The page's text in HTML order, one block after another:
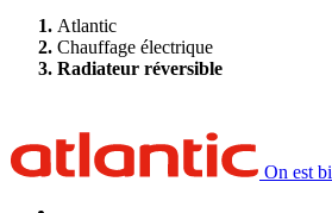
Atlantic
Chauffage électrique
Radiateur réversible
On est